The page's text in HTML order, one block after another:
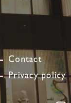
Contact
Privacy policy